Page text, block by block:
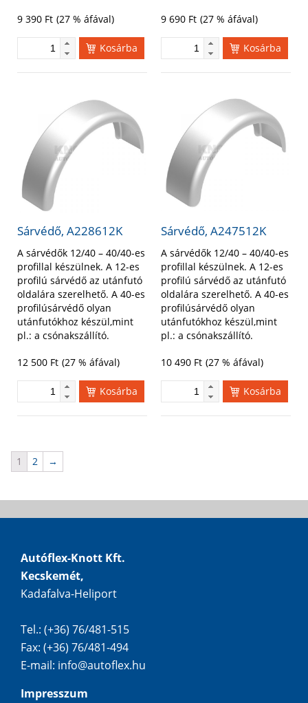
9 390 Ft (27 % áfával)
Kosárba
9 690 Ft (27 % áfával)
Kosárba
Sárvédő, A228612K
A sárvédők 12/40 – 40/40-es
profillal készülnek. A 12-es
profilú sárvédő az utánfutó
oldalára szerelhető. A 40-es
profilúsárvédő olyan
utánfutókhoz készül,mint
pl.: a csónakszállító.
12 500 Ft (27 % áfával)
Kosárba
Sárvédő, A247512K
A sárvédők 12/40 – 40/40-es
profillal készülnek. A 12-es
profilú sárvédő az utánfutó
oldalára szerelhető. A 40-es
profilúsárvédő olyan
utánfutókhoz készül,mint
pl.: a csónakszállító.
10 490 Ft (27 % áfával)
Kosárba
1 2 →
Autóflex-Knott Kft.
Kecskemét,
Kadafalva-Heliport
Tel.: (+36) 76/481-515
Fax: (+36) 76/481-494
E-mail: info@autoflex.hu
Impresszum